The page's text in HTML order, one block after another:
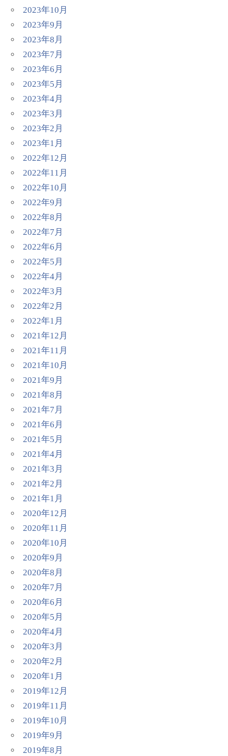
2023年10月
2023年9月
2023年8月
2023年7月
2023年6月
2023年5月
2023年4月
2023年3月
2023年2月
2023年1月
2022年12月
2022年11月
2022年10月
2022年9月
2022年8月
2022年7月
2022年6月
2022年5月
2022年4月
2022年3月
2022年2月
2022年1月
2021年12月
2021年11月
2021年10月
2021年9月
2021年8月
2021年7月
2021年6月
2021年5月
2021年4月
2021年3月
2021年2月
2021年1月
2020年12月
2020年11月
2020年10月
2020年9月
2020年8月
2020年7月
2020年6月
2020年5月
2020年4月
2020年3月
2020年2月
2020年1月
2019年12月
2019年11月
2019年10月
2019年9月
2019年8月